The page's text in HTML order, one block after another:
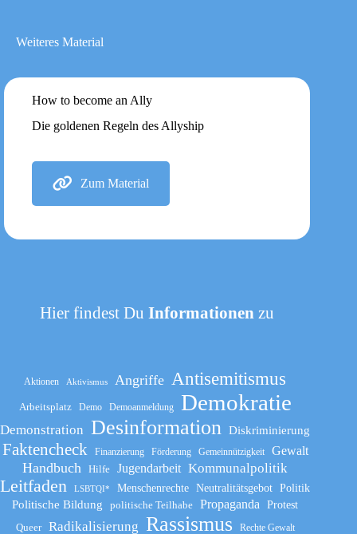
Weiteres Material
How to become an Ally
Die goldenen Regeln des Allyship
Zum Material
Hier findest DuInformationenzu
Aktionen Aktivismus Angriffe Antisemitismus
Arbeitsplatz Demo Demoanmeldung Demokratie
Demonstration Desinformation Diskriminierung
Faktencheck Finanzierung Förderung Gemeinnützigkeit Gewalt
Handbuch Hilfe Jugendarbeit Kommunalpolitik
Leitfaden LSBTQI* Menschenrechte Neutralitätsgebot Politik
Politische Bildung politische Teilhabe Propaganda
Protest
Queer
Radikalisierung Rassismus Rechte Gewalt